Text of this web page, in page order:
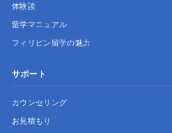
体験談
留学マニュアル
フィリピン留学の魅力
サポート
カウンセリング
お見積もり